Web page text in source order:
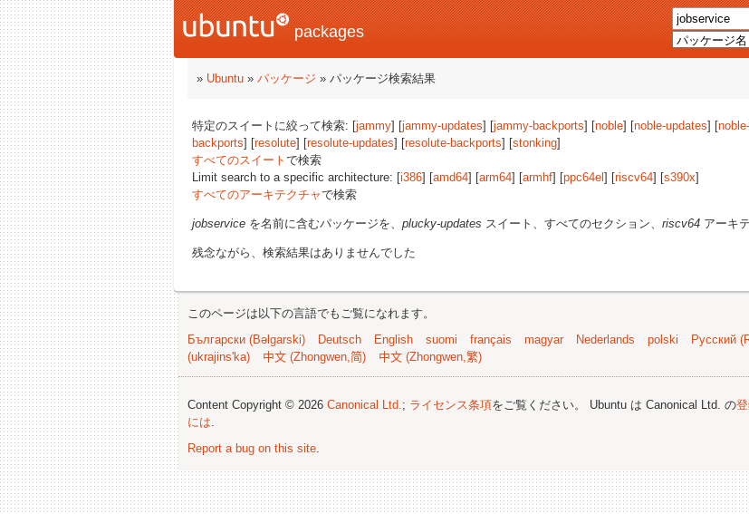
packages
» Ubuntu » パッケージ » パッケージ検索結果
特定のスイートに絞って検索: [jammy] [jammy-updates] [jammy-backports] [noble] [noble-updates] [
backports] [resolute] [resolute-updates] [resolute-backports] [stonking]
すべてのスイート で検索
Limit search to a specific architecture: [i386] [amd64] [arm64] [armhf] [ppc64el ] [riscv64] [s390x]
すべてのアーキテクチャで検索
jobservice を名前に含むパッケージを、 plucky-updates スイート、すべてのセクション、 riscv64 アーキ
残念ながら、検索結果はありませんでした
このページは以下の言語でもご覧になれます。
Български (Bəlgarski)
Deutsch English suomi français magyar Nederlands polski Русский
(ukrajins'ka)
中文 (Zhongwen,简) 中文 (Zhongwen,繁)
Content Copyright © 2026 Canonical Ltd.; ライセンス条項をご覧ください。 Ubuntu は Canonical Ltd. の
には.
Report a bug on this site.